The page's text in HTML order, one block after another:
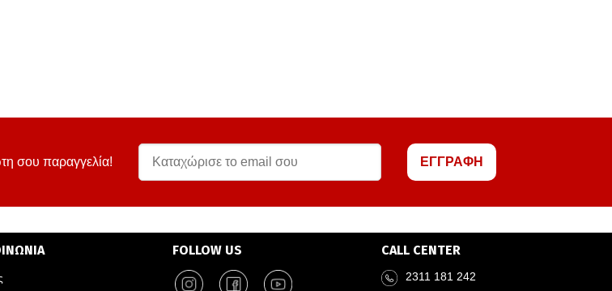
σου παραγγελία! ΕΓΓΡΑΦΗ
FOLLOW US CALL CENTER
2311 181 242